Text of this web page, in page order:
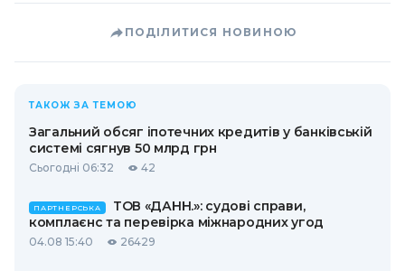
ПОДІЛИТИСЯ НОВИНОЮ
ТАКОЖ ЗА ТЕМОЮ
Загальний обсяг іпотечних кредитів у банківській
системі сягнув 50 млрд грн
Сьогодні 06:32 42
ПАРТНЕРСЬКА
ТОВ «ДАНН.»: судові справи,
комплаєнс та перевірка міжнародних угод
04.08 15:40 26429